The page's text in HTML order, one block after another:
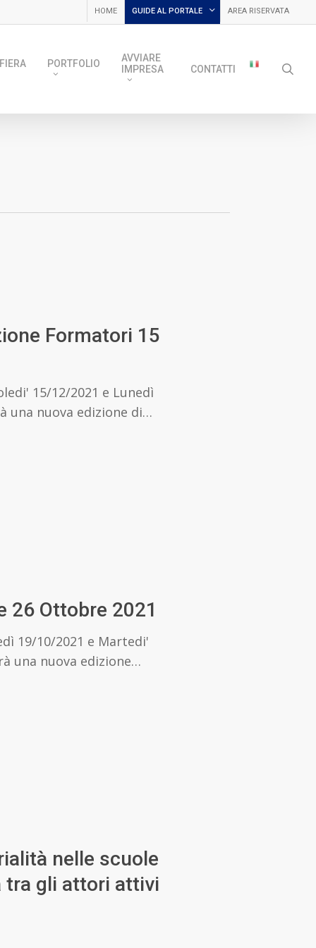
HOME GUIDE AL PORTALE AREA RISERVATA
PORTFOLIO
AVVIARE
IMPRESA
CONTATTI
Formatori 15
15/12/2021 e Lunedì
una nuova edizione di…
26 Ottobre 2021
19/10/2021 e Martedi'
una nuova edizione…
nelle scuole
tra gli attori attivi